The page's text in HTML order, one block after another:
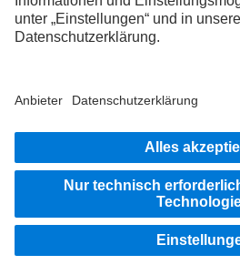
Truckern aus.